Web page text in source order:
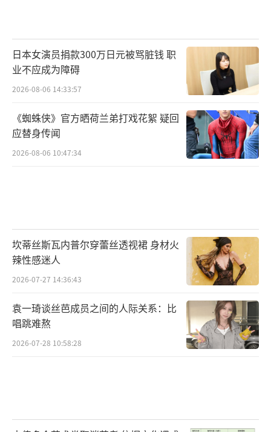
日本女演员捐款300万日元被骂脏钱 职
业不应成为障碍
2026-08-06 14:33:57
《蜘蛛侠》官方晒荷兰弟打戏花絮 疑回
应替身传闻
2026-08-06 10:47:34
坎蒂丝斯瓦内普尔穿蕾丝透视裙 身材火
辣性感迷人
2026-07-27 14:36:43
袁一琦谈丝芭成员之间的人际关系：比
唱跳难熬
2026-07-28 10:58:28